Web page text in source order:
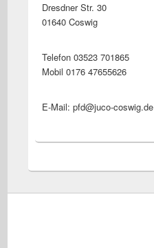
Dresdner Str. 30
01640 Coswig
Telefon 03523 701865
Mobil 0176 47655626
E-Mail: pfd@juco-coswig.de